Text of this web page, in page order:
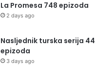
La Promesa 748 epizoda
2 days ago
Nasljednik turska serija 44
epizoda
3 days ago